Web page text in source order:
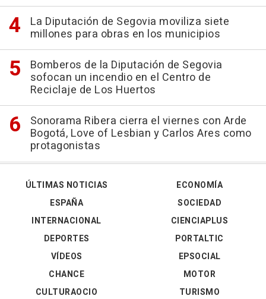
La Diputación de Segovia moviliza siete
millones para obras en los municipios
Bomberos de la Diputación de Segovia
sofocan un incendio en el Centro de
Reciclaje de Los Huertos
Sonorama Ribera cierra el viernes con Arde
Bogotá, Love of Lesbian y Carlos Ares como
protagonistas
ÚLTIMAS NOTICIAS
ESPAÑA
INTERNACIONAL
DEPORTES
VÍDEOS
ECONOMÍA
SOCIEDAD
CIENCIAPLUS
PORTALTIC
EPSOCIAL
CHANCE
CULTURAOCIO
MOTOR
TURISMO